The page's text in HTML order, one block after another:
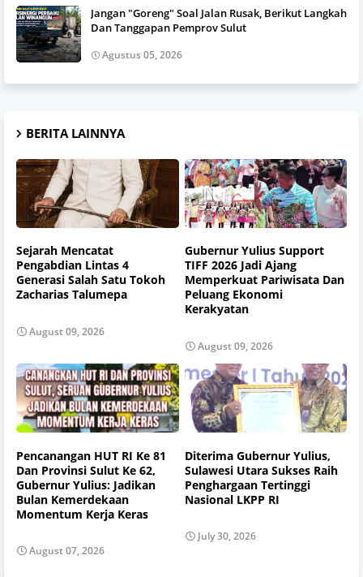
Jangan "Goreng" Soal Jalan Rusak, Berikut Langkah
Dan Tanggapan Pemprov Sulut
Agustus 05, 2026
BERITA LAINNYA
Sejarah Mencatat
Pengabdian Lintas 4
Generasi Salah Satu Tokoh
Zacharias Talumepa
August 09, 2026
Gubernur Yulius Support
TIFF 2026 Jadi Ajang
Memperkuat Pariwisata Dan
Peluang Ekonomi
Kerakyatan
August 09, 2026
Pencanangan HUT RI Ke 81
Dan Provinsi Sulut Ke 62,
Gubernur Yulius: Jadikan
Bulan Kemerdekaan
Momentum Kerja Keras
August 07, 2026
Diterima Gubernur Yulius,
Sulawesi Utara Sukses Raih
Penghargaan Tertinggi
Nasional LKPP RI
July 30, 2026